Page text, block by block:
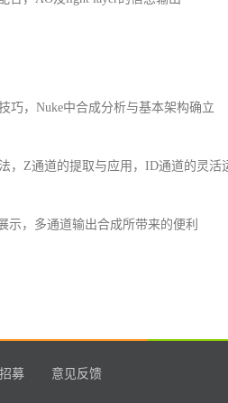
巧，Nuke中合成分析与基本架构确立
，Z通道的提取与应用，ID通道的灵活
示，多通道输出合成所带来的便利
募 意见反馈